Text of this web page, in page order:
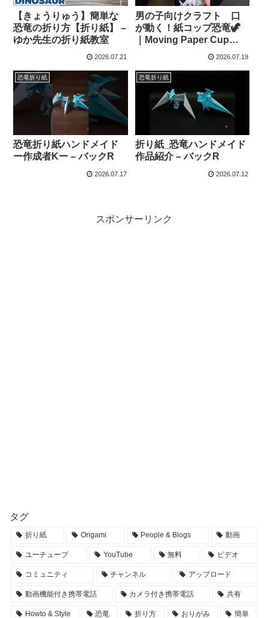
【きょうりゅう】簡単な
恐竜の折り方【折り紙】 –
ゆか先生の折り紙教室
2026.07.21
男の子向けクラフト 口
が動く！紙コップ恐竜🦖
｜Moving Paper Cup
Dinosaur #Shorts #折り
イブイブのクラフト時間
EveEve’s Craft Time
2026.07.19
恐竜折り紙
恐竜折り紙ハンドメイド
ー作成者Kー – バックR
2026.07.17
恐竜折り紙
折り紙_恐竜ハンドメイド
作品紹介 – バックR
2026.07.12
スポンサーリンク
タグ
折り紙 Origami People & Blogs 動画
ユーチューブ YouTube 無料 ビデオ
コミュニティ チャンネル アップロード
動画機能付き携帯電話 カメラ付き携帯電話 共有
Howto & Style 恐竜 折り方 おりがみ 簡単